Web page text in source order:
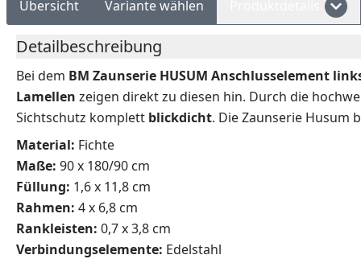
Übersicht Variante wählen
Detailbeschreibung
Bei dem BM Zaunserie HUSUM Anschlusselement
Lamellen zeigen direkt zu diesen hin. Durch die
Sichtschutz komplett blickdicht. Die Zaunserie Husum
Material: Fichte
Maße: 90 x 180/90 cm
Füllung: 1,6 x 11,8 cm
Rahmen: 4 x 6,8 cm
Rankleisten: 0,7 x 3,8 cm
Verbindungselemente: Edelstahl